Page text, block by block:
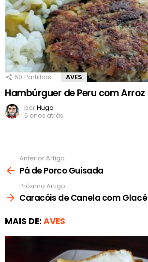
50 Partilhas AVES
Hambúrguer de Peru com Arroz
porHugo
6 anos atrás
mais
Anterior Artigo
Pá de Porco Guisada
Próximo Artigo
Caracóis de Canela com Glacé
MAIS DE: AVES